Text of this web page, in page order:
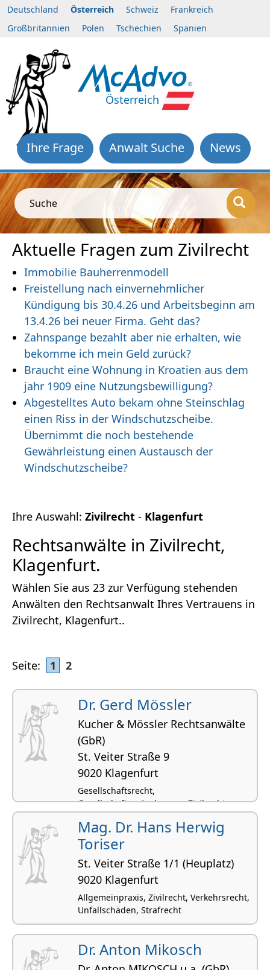
Deutschland Österreich Schweiz
Frankreich
Großbritannien
Polen Tschechien Spanien
Österreich
News
Anwalt Suche
Ihre Frage
Suche
Aktuelle Fragen zum Zivilrecht
Immobilie Bauherrenmodell
Freistellung nach einvernehmlicher
Kündigung bis 30.4.26 und Arbeitsbeginn am
13.4.26 bei neuer Firma. Geht das?
Zahnspange bezahlt aber nie erhalten, wie
bekomme ich mein Geld zurück?
Braucht eine Wohnung in Kroatien aus dem
jahr 1909 eine Nutzungsbewilligung?
Abgestelltes Auto bekam ohne Steinschlag
einen Riss in der Windschutzscheibe.
Übernimmt die noch bestehende
Gewährleistung einen Austausch der
Windschutzscheibe?
Ihre Auswahl: Zivilrecht - Klagenfurt
Rechtsanwälte in Zivilrecht,
Klagenfurt.
Wählen Sie aus 23 zur Verfügung stehenden
Anwälten den Rechtsanwalt Ihres Vertrauens in
Zivilrecht, Klagenfurt..
Seite: 1 2
Dr. Gerd Mössler
Kucher & Mössler Rechtsanwälte
(GbR)
St. Veiter Straße 9
9020 Klagenfurt
Gesellschaftsrecht,
Gesellschaftsgründungen, Zivilrecht,
Wirtschaftsrecht, Verkehrsrecht
Mag. Dr. Hans Herwig
Toriser
St. Veiter Straße 1/1 (Heuplatz)
9020 Klagenfurt
Allgemeinpraxis, Zivilrecht, Verkehrsrecht,
Unfallschäden, Strafrecht
Dr. Anton Mikosch